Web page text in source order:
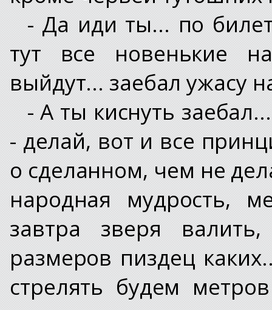
- Да иди ты... по
тут все новенькие
выйдут... заебал ужасу
- А ты киснуть
- делай, вот и все
о сделанном, чем не
народная мудрость,
завтра зверя
размеров пиздец
стрелять будем